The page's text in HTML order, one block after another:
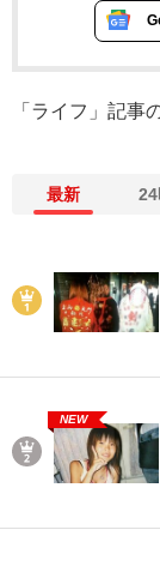
「ライフ」記事
最新 24
NEW